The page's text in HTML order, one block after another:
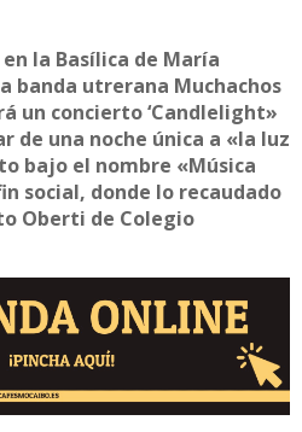
la Basílica de María
banda utrerana Muchachos
un concierto ‘Candlelight»
de una noche única a «la luz
bajo el nombre «Música
social, donde lo recaudado
Oberti de Colegio